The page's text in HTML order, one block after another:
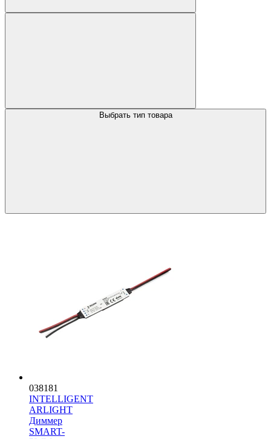
Выбрать тип товара
038181
INTELLIGENT
ARLIGHT
Диммер
SMART-